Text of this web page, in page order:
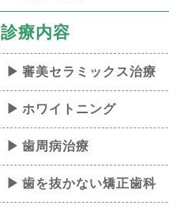
診療内容
審美セラミックス治療
ホワイトニング
歯周病治療
歯を抜かない矯正歯科